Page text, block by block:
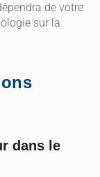
de votre
sur la
dans le